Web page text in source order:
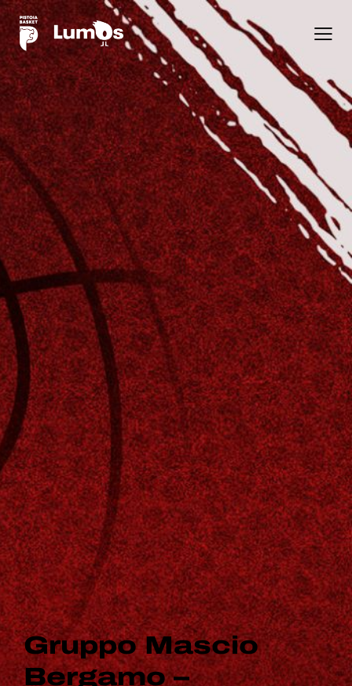
Gruppo Mascio
Bergamo –